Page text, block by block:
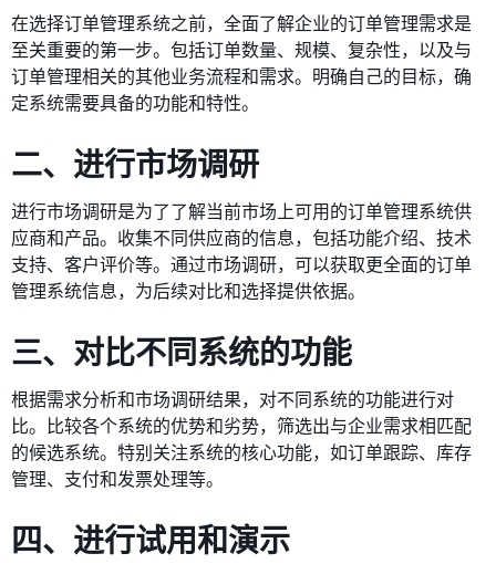
在选择订单管理系统之前，全面了解企业的订单管理需求是
至关重要的第一步。包括订单数量、规模、复杂性，以及与
订单管理相关的其他业务流程和需求。明确自己的目标，确
定系统需要具备的功能和特性。
二、进行市场调研
进行市场调研是为了了解当前市场上可用的订单管理系统供
应商和产品。收集不同供应商的信息，包括功能介绍、技术
支持、客户评价等。通过市场调研，可以获取更全面的订单
管理系统信息，为后续对比和选择提供依据。
三、对比不同系统的功能
根据需求分析和市场调研结果，对不同系统的功能进行对
比。比较各个系统的优势和劣势，筛选出与企业需求相匹配
的候选系统。特别关注系统的核心功能，如订单跟踪、库存
管理、支付和发票处理等。
四、进行试用和演示